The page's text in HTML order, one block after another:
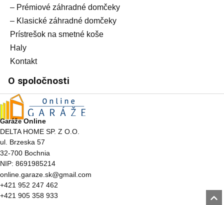
– Prémiové záhradné domčeky
– Klasické záhradné domčeky
Prístrešok na smetné koše
Haly
Kontakt
O spoločnosti
GarážeOnline
DELTA HOME SP. Z O.O.
ul. Brzeska 57
32-700 Bochnia
NIP: 8691985214
online.garaze.sk@gmail.com
+421 952 247 462
+421 905 358 933